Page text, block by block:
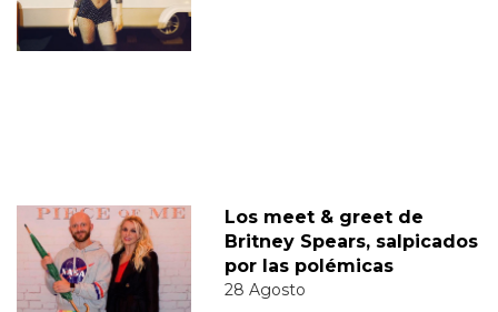
Los meet & greet de
Britney Spears, salpicados
por las polémicas
28 Agosto